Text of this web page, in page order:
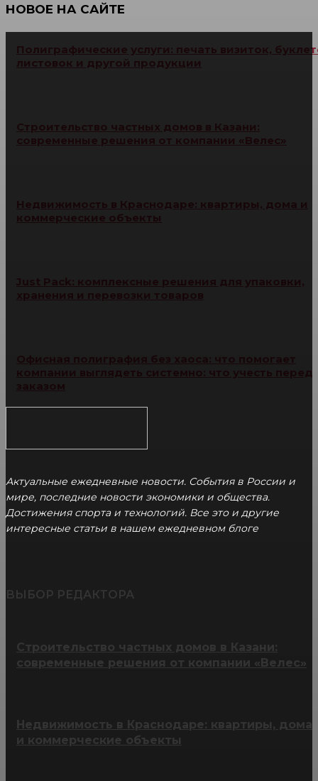
НОВОЕ НА САЙТЕ
Полиграфические услуги: печать визиток,
листовок и другой продукции
Строительство частных домов в Казани:
современные решения от компании «Велес»
Недвижимость в Краснодаре: квартиры, дома и
коммерческие объекты
Актуальные ежедневные новости. События в России и
мире, последние новости экономики и общества.
Достижения спорта и технологий. Все это и другие
интересные статьи в нашем ежедневном блоге
ВЫБОР РЕДАКТОРА
Строительство частных домов в Казани:
современные решения от компании «Велес»
Недвижимость в Краснодаре: квартиры, дома
и коммерческие объекты